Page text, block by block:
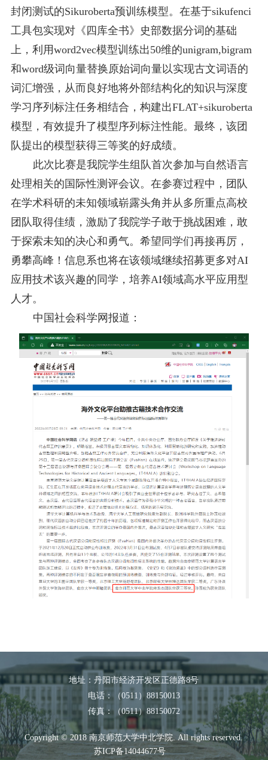
封闭测试的Sikuroberta预训练模型。 在基于sikufenci
工具包实现对《四库全书》 史部数据分词 的基础
上 ， 利用word2vec模型训练出50维的unigram,bigram
和word级词向量替换原始词向量以实现古文词语的
词汇增强，从而良好地将外部结构化的知识与深度
学习序列标注任务相结合， 构建出FLAT+sikuroberta
模型 ，有效提升了模型序列标注性能。 最终，该团
队提出的模型获得三等奖的好成绩。
此次比赛是我院学生组队首次参加与自然语言
处理相关的国际性测评会议 。在参赛过程中， 团队
在学术科研的未知领域崭露头角 并从多所重点高校
团队取得佳绩，激励了我院学子敢于挑战困难，敢
于探索未知的决心和勇气。希望同学们再接再厉，
勇攀高峰！ 信息系也将在该领域继续招募更多对AI
应用技术该兴趣的同学，培养AI领域高水平应用型
人才。
中国社会科学网报道：
地址：丹阳市经济开发区正德路8号
电话：（0511）88150013
传真：（0511）88150072
Copyright © 2018 南京师范大学中北学院. All rights reserved.
苏ICP备14044677号